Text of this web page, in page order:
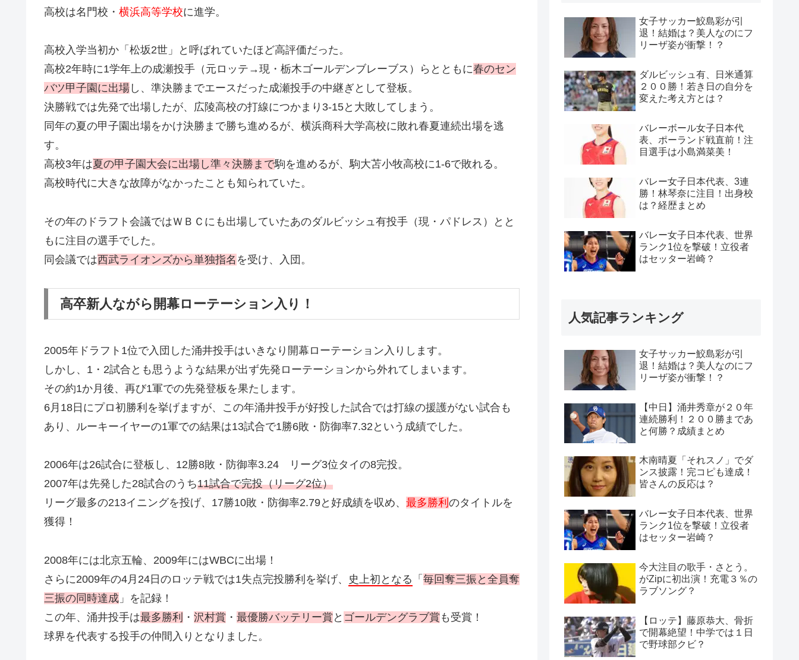
高校は名門校・ 横浜高等学校に進学。
高校入学当初か「松坂2世」と呼ばれていたほど高評価だった。
高校2年時に1学年上の成瀬投手（元ロッテ→現・栃木ゴールデンブレーブス）らとともに春のセン
バツ甲子園に出場 し、準決勝までエースだった成瀬投手の中継ぎとして登板。
決勝戦では先発で出場したが、広陵高校の打線につかまり3‐15と大敗してしまう。
同年の夏の甲子園出場をかけ決勝まで勝ち進めるが、横浜商科大学高校に敗れ春夏連続出場を逃
す。
高校3年は夏の甲子園大会に出場し準々決勝まで駒を進めるが、駒大苫小牧高校に1‐6で敗れる。
高校時代に大きな故障がなかったことも知られていた。
その年のドラフト会議ではＷＢＣにも出場していたあのダルビッシュ有投手（現・パドレス）とと
もに注目の選手でした。
同会議では西武ライオンズから単独指名 を受け、入団。
高卒新人ながら開幕ローテーション入り！
2005年ドラフト1位で入団した涌井投手はいきなり開幕ローテーション入りします。
しかし、1・2試合とも思うような結果が出ず先発ローテーションから外れてしまいます。
その約1か月後、再び1軍での先発登板を果たします。
6月18日にプロ初勝利を挙げますが、この年涌井投手が好投した試合では打線の援護がない試合も
あり、ルーキーイヤーの1軍での結果は13試合で1勝6敗・防御率7.32という成績でした。
2006年は26試合に登板し、12勝8敗・防御率3.24 リーグ3位タイの8完投。
2007年は先発した28試合のうち11試合で完投（リーグ2位）
リーグ最多の213イニングを投げ、17勝10敗・防御率2.79と好成績を収め、 最多勝利 のタイトルを
獲得！
2008年には北京五輪、2009年にはWBCに出場！
さらに2009年の4月24日のロッテ戦では1失点完投勝利を挙げ、 史上初となる 「 毎回奪三振と全員奪
三振の同時達成 」を記録！
この年、涌井投手は最多勝利 ・ 沢村賞 ・ 最優勝バッテリー賞 と ゴールデングラブ賞 も受賞！
球界を代表する投手の仲間入りとなりました。
女子サッカー鮫島彩が引
退！結婚は？美人なのにフ
リーザ姿が衝撃！？
ダルビッシュ有、日米通算
２００勝！若き日の自分を
変えた考え方とは？
バレーボール女子日本代
表、ポーランド戦直前！注
目選手は小島満菜美！
バレー女子日本代表、3連
勝！林琴奈に注目！出身校
は？経歴まとめ
バレー女子日本代表、世界
ランク1位を撃破！立役者
はセッター岩崎？
人気記事ランキング
女子サッカー鮫島彩が引
退！結婚は？美人なのにフ
リーザ姿が衝撃！？
【中日】涌井秀章が２０年
連続勝利！２００勝まであ
と何勝？成績まとめ
木南晴夏「それスノ」でダ
ンス披露！完コピも達成！
皆さんの反応は？
バレー女子日本代表、世界
ランク1位を撃破！立役者
はセッター岩崎？
今大注目の歌手・さとう。
がZipに初出演！充電３％の
ラブソング？
【ロッテ】藤原恭大、骨折
で開幕絶望！中学では１日
で野球部クビ？